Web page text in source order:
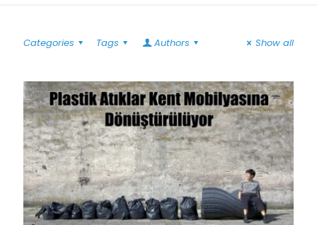
Categories Tags Authors Show all